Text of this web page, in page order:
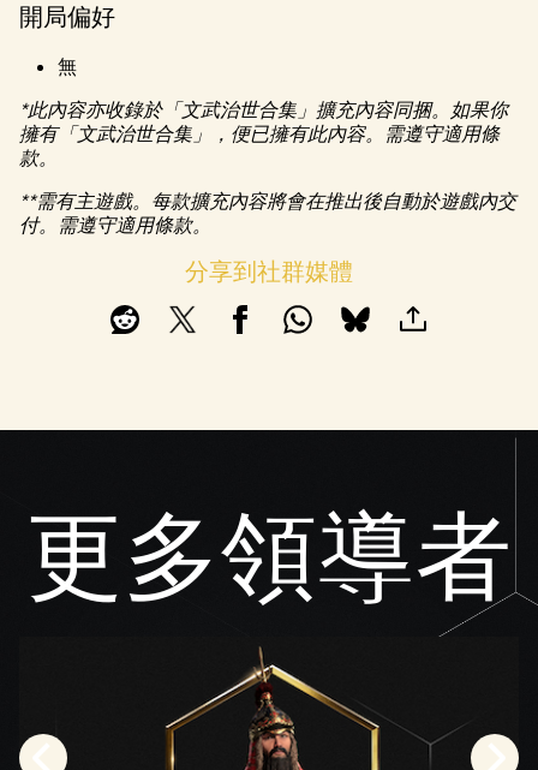
權政
策
並同
意將
資料
Googl
e伺
開局偏好
無
*此內容亦收錄於「文武治世合集」擴充內容同捆。如果你
擁有「文武治世合集」，便已擁有此內容。需遵守適用條
款。
**需有主遊戲。每款擴充內容將會在推出後自動於遊戲內交
付。需遵守適用條款。
分享到社群媒體
更多領導者